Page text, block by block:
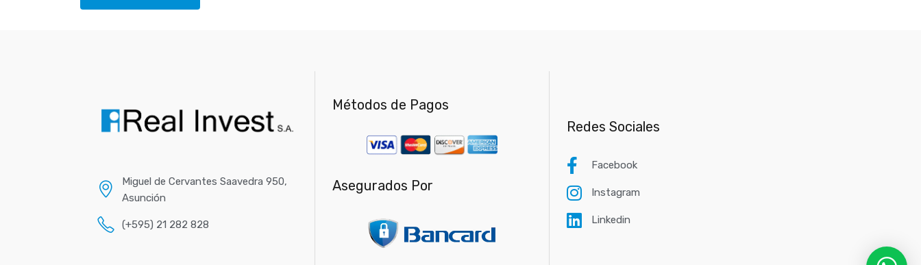
Miguel de Cervantes Saavedra 950,
Asunción
(+595) 21 282 828
Métodos de Pagos
Asegurados Por
Redes Sociales
Facebook
Instagram
Linkedin